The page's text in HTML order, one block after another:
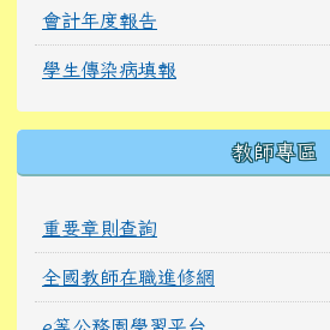
會計年度報告
學生傳染病填報
教師專區
重要章則查詢
全國教師在職進修網
e等公務園學習平台